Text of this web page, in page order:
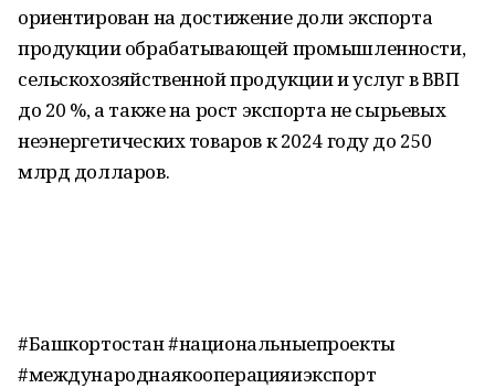
ориентирован на достижение доли экспорта
продукции обрабатывающей промышленности,
сельскохозяйственной продукции и услуг в ВВП
до 20 %, а также на рост экспорта не сырьевых
неэнергетических товаров к 2024 году до 250
млрд долларов.
#Башкортостан #национальныепроекты
#международнаякооперацияиэкспорт